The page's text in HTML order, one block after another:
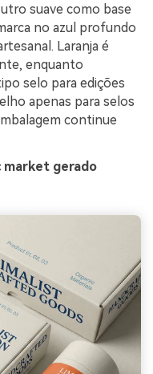
suave como base
no azul profundo
Laranja é
enquanto
selo para edições
apenas para selos
continue
market gerado